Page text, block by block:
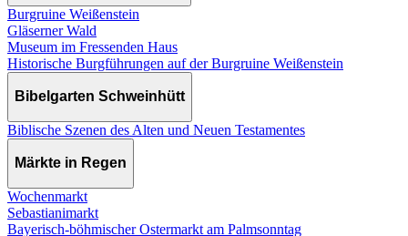
Burgruine Weißenstein
Gläserner Wald
Museum im Fressenden Haus
Historische Burgführungen auf der Burgruine Weißenstein
Bibelgarten Schweinhütt
Biblische Szenen des Alten und Neuen Testamentes
Märkte in Regen
Wochenmarkt
Sebastianimarkt
Bayerisch-böhmischer Ostermarkt am Palmsonntag